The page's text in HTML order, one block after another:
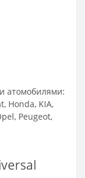
атомобилями:
Honda, KIA,
Peugeot,